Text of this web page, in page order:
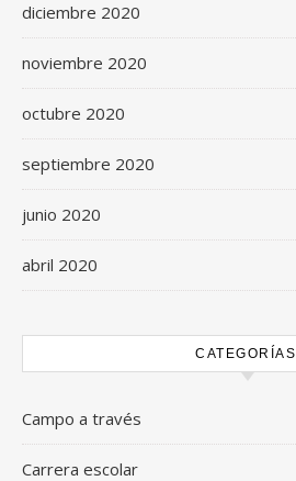
diciembre 2020
noviembre 2020
octubre 2020
septiembre 2020
junio 2020
abril 2020
CATEGORÍAS
Campo a través
Carrera escolar